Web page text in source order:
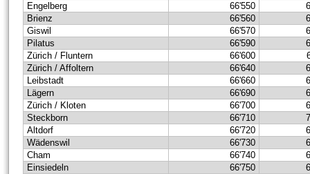
Engelberg
66'550
Brienz
66'560
Giswil
66'570
Pilatus
66'590
Zürich / Fluntern
66'600
Zürich / Affoltern
66'640
Leibstadt
66'660
Lägern
66'690
Zürich / Kloten
66'700
Steckborn
66'710
Altdorf
66'720
Wädenswil
66'730
Cham
66'740
Einsiedeln
66'750